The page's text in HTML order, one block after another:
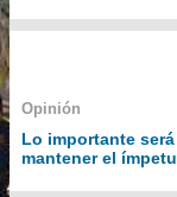
Opinión
Lo importante será
mantener el ímpetu